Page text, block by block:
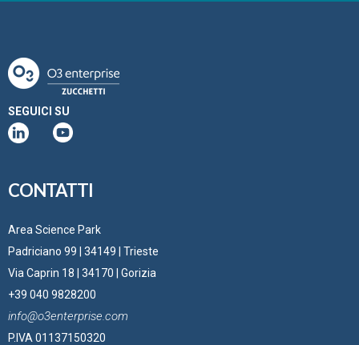
SEGUICI SU
CONTATTI
Area Science Park
Padriciano 99 | 34149 | Trieste
Via Caprin 18 | 34170 | Gorizia
+39 040 9828200
info@o3enterprise.com
P.IVA 01137150320